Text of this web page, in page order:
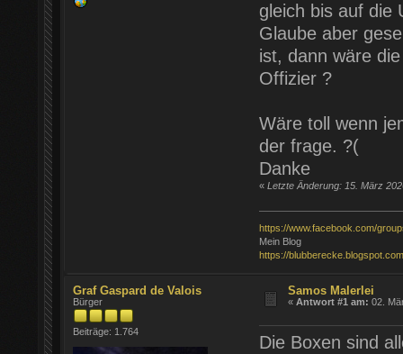
gleich bis auf die
Glaube aber
ist, dann wäre
Offizier ?
Wäre toll wenn
der frage. ?(
Danke
« Letzte Änderung: 15. März
https://www.facebook.com/
Mein Blog
https://
Graf Gaspard de Valois
Bürger
Beiträge: 1.764
Samos Malerlei
«Antwort #1 am: 02.
Die Boxen sind